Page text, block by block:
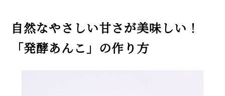
自然なやさしい甘さが美味しい！
「発酵あんこ」の作り方